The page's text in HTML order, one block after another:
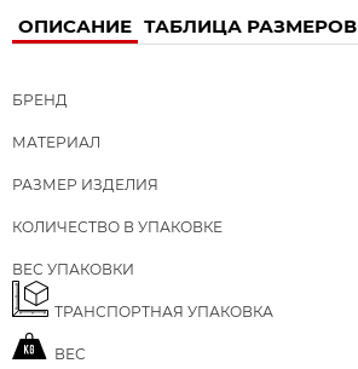
ОПИСАНИЕ ТАБЛИЦА РАЗМЕРОВ
БРЕНД
МАТЕРИАЛ
РАЗМЕР ИЗДЕЛИЯ
КОЛИЧЕСТВО В УПАКОВКЕ
ВЕС УПАКОВКИ
ТРАНСПОРТНАЯ УПАКОВКА
ВЕС